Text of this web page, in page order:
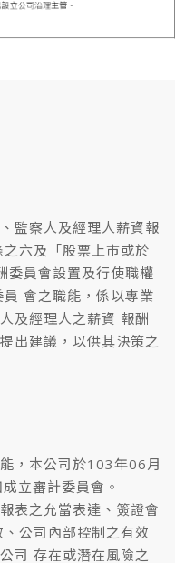
監察人及經理人薪資報
六及「股票上市或於
委員會設置及行使職權
會之職能，係以專業
及經理人之薪資 報酬
出建議，以供其決策之
，本公司於103年06月
立審計委員會。
表之允當表達、簽證會
公司內部控制之有效
司 存在或潛在風險之